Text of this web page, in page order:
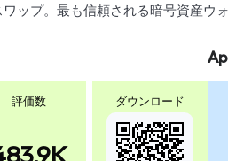
ップ。最も信頼される暗号資産ウォ
評価数 ダウンロード